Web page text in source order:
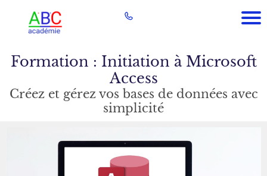
Formation : Initiation à Microsoft
Access
Créez et gérez vos bases de données avec
simplicité